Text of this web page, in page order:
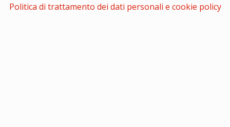
Politica di trattamento dei dati personali e cookie policy